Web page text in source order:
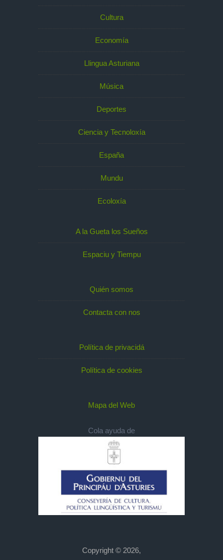
Cultura
Economía
Llingua Asturiana
Música
Deportes
Ciencia y Tecnoloxía
España
Mundu
Ecoloxía
A la Gueta los Sueños
Espaciu y Tiempu
Quién somos
Contacta con nos
Política de privacidá
Política de cookies
Mapa del Web
Cola ayuda de
Copyright © 2026,